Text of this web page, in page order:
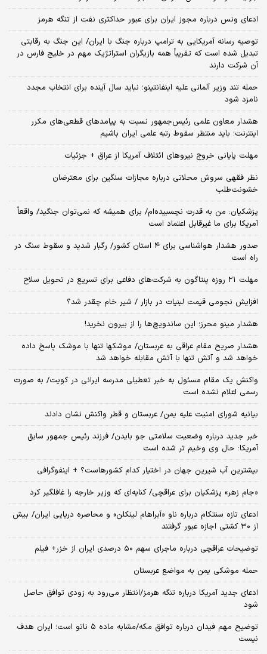
ادعای ونس درباره مجوز ایران برای عبور حداکثری نفت از تنگه هرمز
توصیه رسانه آمریکایی به ترامپ درباره جنگ با ایران/ این جنگ به رقابتی
تبدیل شده است که تقریباً همه بازیگران استراتژیک مهم در خلیج فارس در
آن شرکت دارند
حمله تند وزیر آلمانی علیه اینفانتینو؛ نباید سال آینده برای انتخاب مجدد
نامزد شود
هشدار معاون علمی رئیس‌جمهور نسبت به پیامدهای قطعی‌های مکرر
اینترنت؛ باید منتظر سقوط رتبه علمی ایران باشیم
مهلت پایانی خروج نیروهای ائتلاف آمریکا از عراق + جزئیات
نظر فقهی سروش محلاتی درباره مجازات سنگین برای معترضان
خشونت‌طلب
پزشکیان: من به قدرت نچسبیده‌ام/ برای همیشه که نمی‌توان جنگید/ واقعاً
آمریکا برای ما غیرقابل اعتماد است
صدور هشدار هواشناسی برای ۴ استان کشور/ رگبار شدید و سقوط سنگ در
راه است
مهلت ۲۱ روزه پنتاگون به شرکت‌های دفاعی برای تسریع در تحویل سلاح
افزایش نجومی قیمت لبنیات در بازار / شیر خام چقدر شد؟
هشدار مینو محرز؛ این ساندویچ‌ها را از بیرون نخرید!
هشدار صریح مقام عراقی به عربستان/ موشکها تنها با موشک پاسخ داده
خواهد شد و آتش تنها با آتش مقابله خواهد شد
واکنش یک مقام مسئول به خبر تعطیلی مدرسه ایرانی در کویت/ به صورت
رسمی اعلام نشده است
بیانیه شورای امنیت علیه یمن/ عربستان و قطر واکنش نشان دادند
خبر جدید درباره وضعیت سلامتی جو بایدن/ فرزند رئیس جمهور سابق
آمریکا: حال وی وخیم تر شده است
بیشترین آب شیرین جهان در اختیار کدام کشورهاست؟ + اینفوگرافی
«جام زهر» پزشکیان برای عراقچی/ کنایه‌ای که وزیر خارجه را غافلگیر کرد
ادعای تازه سنتکام درباره ناو «آبراهام لینکلن» و محاصره دریایی ایران/ بیش
از ۳۰ کشتی اجازه عبور گرفتند
توضیحات عراقچی درباره ماجرای سهم ۵۰ درصدی ایران از خزر+ فیلم
حمله موشکی یمن به مواضع عربستان
ادعای جدید آمریکا درباره تنگه هرمز/انتظار می‌رود به زودی توافق حاصل
شود
توضیح مهم فیدان درباره توافق مکه/مشابه ماده ۵ ناتو است؛ ایران هدف
نیست